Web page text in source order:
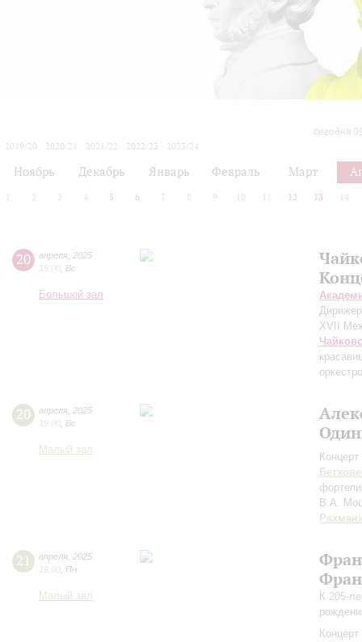
сегодня
2019/20
2020/21 2021/22 2022/23
2023/24
Ноябрь Декабрь Январь Февраль Март
2 3 4 5 6 7 8 9 10 12 13 14
20 апреля 2025
15:00 Вс
Большой зал
XVII
20 апреля 2025
19:00 Вс
Малый зал
В.А.
21 апреля 2025
19:00 Пн
Малый зал
К 205-